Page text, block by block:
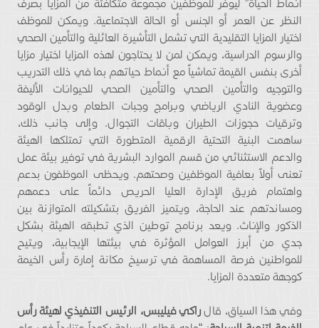
النظر عن العمر أو الجنس أو الحالة الاجتماعية. ويمكن للموظف
اختيار المزايا التقليدية التي تشمل التأشيرة العائلية والتأمين الصحي
والرسوم الدراسية، ويمكن لمن لا يحتاجون لهذه المزايا اختيار مزايا
أخرى بنفس القيمة تماشياً مع أنماط حياتهم بما في ذلك التدريب
والتوجيه والتأمين الصحي والتأمين الصحي للحيوانات الأليفة
وعضوية النادي الرياضي وبرامج وجبات الطعام وبدل الوقود
وترقيات حجوزات الطيران وباقات التجوال. وإلى جانب ذلك،
ساهمت البنية التحتية الرقمية المتطورة التي تمتلكها الهيئة
والدعم الاستثنائي من قسم الموارد البشرية في توفير بيئة عمل
تعنى أولاً بعافية الموظفين وصحتهم. ويحظى الموظفون بدعم
واهتمام فريق الإدارة العليا الحريص دائماً على دعمهم
ومساندتهم عند الحاجة، ويتميز الفريق بتشكيلته المتوازنة بين
الذكور والإناث. ويعد برنامج توطين الذي تطبقه الهيئة بشكل
جدي من أبرز العوامل المؤثرة في بيئتها الإيجابية، ويتيح
للمواطنين فرصة المساهمة في ترسيخ مكانة إمارة رأس الخيمة
كوجهة متعددة المزايا.
وفي هذا السياق، قالراكي فيليبس، الرئيس التنفيذي لهيئة رأس